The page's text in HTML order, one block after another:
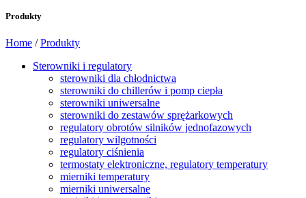
Produkty
Home /Produkty
Sterowniki i regulatory
sterowniki dla chłodnictwa
sterowniki do chillerów i pomp ciepła
sterowniki uniwersalne
sterowniki do zestawów sprężarkowych
regulatory obrotów silników jednofazowych
regulatory wilgotności
regulatory ciśnienia
termostaty elektroniczne, regulatory temperatury
mierniki temperatury
mierniki uniwersalne